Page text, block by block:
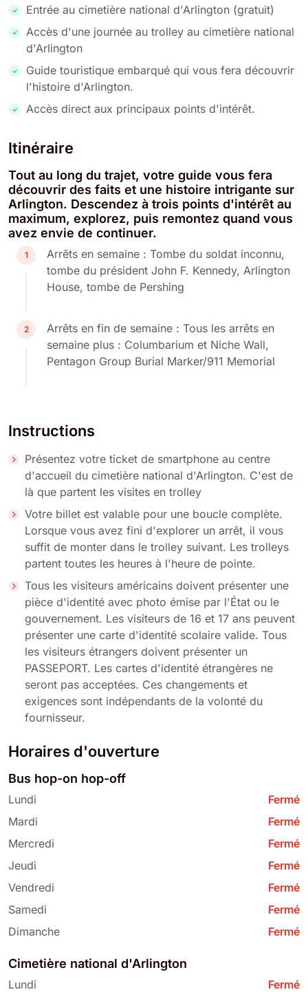
Entrée au cimetière national d'Arlington (gratuit)
Accès d'une journée au trolley au cimetière national
d'Arlington
Guide touristique embarqué qui vous fera découvrir
l'histoire d'Arlington.
Accès direct aux principaux points d'intérêt.
Itinéraire
Tout au long du trajet, votre guide vous fera
découvrir des faits et une histoire intrigante sur
Arlington. Descendez à trois points d'intérêt au
maximum, explorez, puis remontez quand vous
avez envie de continuer.
1
Arrêts en semaine : Tombe du soldat inconnu,
tombe du président John F. Kennedy, Arlington
House, tombe de Pershing
2
Arrêts en fin de semaine : Tous les arrêts en
semaine plus : Columbarium et Niche Wall,
Pentagon Group Burial Marker/911 Memorial
Instructions
Présentez votre ticket de smartphone au centre
d'accueil du cimetière national d'Arlington. C'est de
là que partent les visites en trolley
Votre billet est valable pour une boucle complète.
Lorsque vous avez fini d'explorer un arrêt, il vous
suffit de monter dans le trolley suivant. Les trolleys
partent toutes les heures à l'heure de pointe.
Tous les visiteurs américains doivent présenter une
pièce d'identité avec photo émise par l'État ou le
gouvernement. Les visiteurs de 16 et 17 ans peuvent
présenter une carte d'identité scolaire valide. Tous
les visiteurs étrangers doivent présenter un
PASSEPORT. Les cartes d'identité étrangères ne
seront pas acceptées. Ces changements et
exigences sont indépendants de la volonté du
fournisseur.
Horaires d'ouverture
Bus hop-on hop-off
Lundi
Fermé
Mardi
Fermé
Mercredi
Fermé
Jeudi
Fermé
Vendredi
Fermé
Samedi
Fermé
Dimanche
Fermé
Cimetière national d'Arlington
Lundi
Fermé